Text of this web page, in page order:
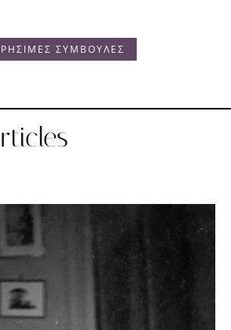
ΣΥΜΒΟΥΛΕΣ